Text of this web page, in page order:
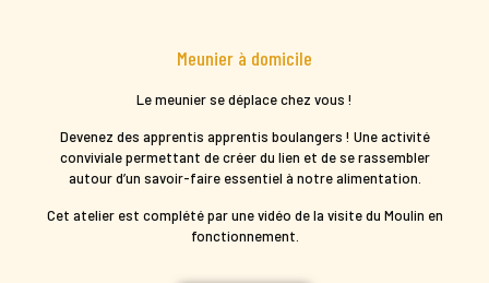
Meunier à domicile
Le meunier se déplace chez vous !
Devenez des apprentis apprentis boulangers ! Une activité
conviviale permettant de créer du lien et de se rassembler
autour d’un savoir-faire essentiel à notre alimentation.
Cet atelier est complété par une vidéo de la visite du Moulin en
fonctionnement.